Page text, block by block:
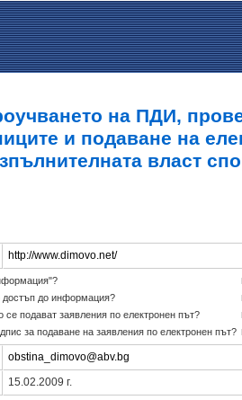
на ПДИ,
и подаване на
власт
http://www.dimovo.net/
до информация?
подават заявления по електронен път?
за подаване на заявления по електронен път?
obstina_dimovo@abv.bg
15.02.2009 г.